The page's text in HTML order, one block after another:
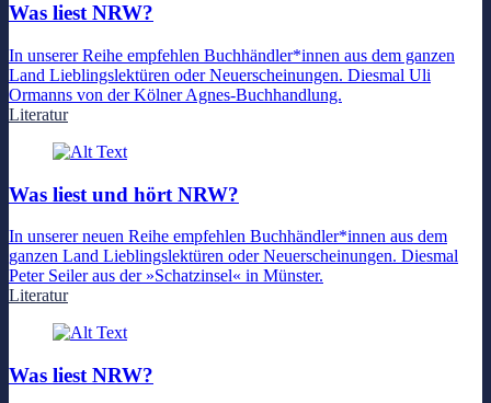
Was liest NRW?
In unserer Reihe empfehlen Buchhändler*innen aus dem ganzen
Land Lieblingslektüren oder Neuerscheinungen. Diesmal Uli
Ormanns von der Kölner Agnes-Buchhandlung.
Literatur
Was liest und hört NRW?
In unserer neuen Reihe empfehlen Buchhändler*innen aus dem
ganzen Land Lieblingslektüren oder Neuerscheinungen. Diesmal
Peter Seiler aus der »Schatzinsel« in Münster.
Literatur
Was liest NRW?